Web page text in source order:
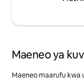
Maeneo ya
Maeneo maarufu kwa